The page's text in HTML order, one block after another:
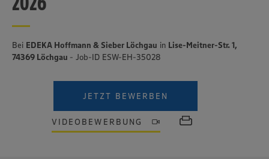
Bei EDEKA Hoffmann & Sieber Löchgau in Lise-Meitner-Str. 1,
74369 Löchgau - Job-ID ESW-EH-35028
JETZT BEWERBEN
VIDEOBEWERBUNG